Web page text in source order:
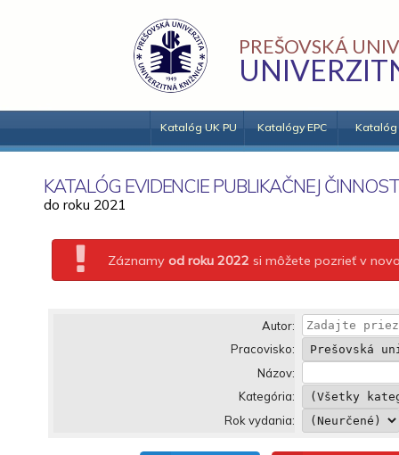
PREŠOVSKÁ
Katalóg UK PU Katalógy EPC Katalóg
KATALÓG EVIDENCIE PUBLIKAČNEJ
do roku 2021
Záznamyod roku 2022 si môžete pozrieť v
Autor:
Pracovisko:
Názov:
Kategória:
Rok vydania: